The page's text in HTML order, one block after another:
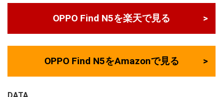
OPPO Find N5を楽天で見る
OPPO Find N5をAmazonで見る